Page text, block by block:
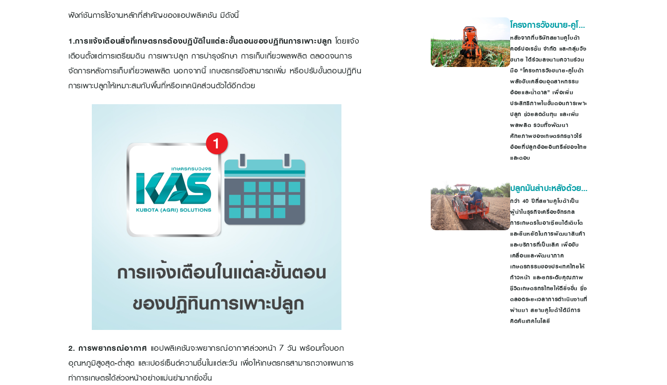
ฟังก์ชันการใช้งานหลักที่สำคัญของแอปพลิเคชัน มีดังนี้
1.การแจ้งเตือนสิ่งที่เกษตรกรต้องปฏิบัติในแต่ละขั้นตอนของปฏิทินการเพาะปลูก โดยแจ้ง
เตือนตั้งแต่การเตรียมดิน การเพาะปลูก การบำรุงรักษา การเก็บเกี่ยวผลผลิต ตลอดจนการ
จัดการหลังการเก็บเกี่ยวผลผลิต นอกจากนี้ เกษตรกรยังสามารถเพิ่ม หรือปรับขั้นตอนปฏิทิน
การเพาะปลูกให้เหมาะสมกับพื้นที่หรือเทคนิคส่วนตัวได้อีกด้วย
2. การพยากรณ์อากาศ แอปพลิเคชันจะพยากรณ์อากาศล่วงหน้า 7 วัน พร้อมทั้งบอก
อุณหภูมิสูงสุด-ต่ำสุด และเปอร์เซ็นต์ความชื้นในแต่ละวัน เพื่อให้เกษตรกรสามารถวางแผนการ
ทำการเกษตรได้ล่วงหน้าอย่างแม่นยำมากยิ่งขึ้น
โครงการวังขนาย-คูโบต้
า พลังขับเคลื่อน
อุตสาหกรรมอ้อยและ
น้ำตาล
หลังจากที่บริษัทสยามคูโบต้า
คอร์ปอเรชั่น จำกัด และกลุ่มวัง
ขนาย ได้ร่วมลงนามความร่วม
มือ “โครงการวังขนาย-คูโบต้า
พลังขับเคลื่อนอุตสาหกรรม
อ้อยและน้ำตาล” เพื่อเพิ่ม
ประสิทธิภาพในขั้นตอนการเพาะ
ปลูก ช่วยลดต้นทุน และเพิ่ม
ผลผลิต รวมทั้งพัฒนา
ศักยภาพของเกษตรกรชาวไร่
อ้อยที่ปลูกอ้อยอินทรีย์ของไทย
และตอบ
ปลูกมันสำปะหลังด้วย
เครื่องจักรกล
การเกษตรแบบครบ
วงจร ประหยัดเวลา ลด
แรงงานคน ได้ผลผลิต
เพิ่ม
กว่า 40 ปีที่สยามคูโบต้าเป็น
ผู้นำในธุรกิจเครื่องจักรกล
การเกษตรในอาเซียนได้เติบโต
และยืนหยัดในการพัฒนาสินค้า
และบริการที่เป็นเลิศ เพื่อขับ
เคลื่อนและพัฒนาภาค
เกษตรกรรมของประเทศไทยให้
ก้าวหน้า และยกระดับคุณภาพ
ชีวิตเกษตรกรไทยให้ดียิ่งขึ้น ซึ่ง
ตลอดระยะเวลาการดำเนินงานที่
ผ่านมา สยามคูโบต้าได้มีการ
คิดค้นเทคโนโลยี